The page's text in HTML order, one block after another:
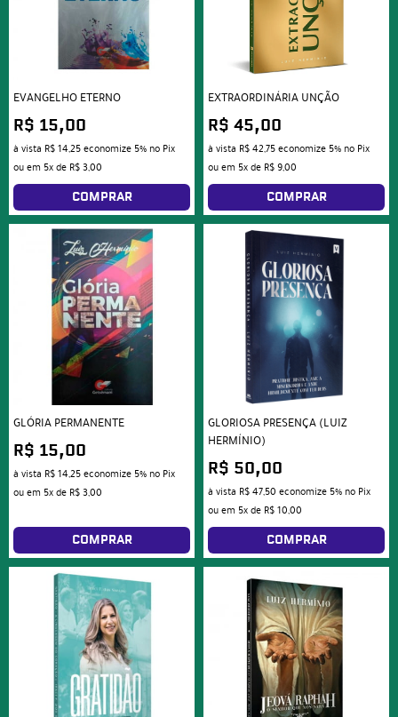
EVANGELHO ETERNO
R$ 15,00
à vista R$ 14,25economize 5% no Pix
ou em 5xde R$ 3,00
COMPRAR
EXTRAORDINÁRIA UNÇÃO
R$ 45,00
à vista R$ 42,75economize 5% no Pix
ou em 5xde R$ 9,00
COMPRAR
GLÓRIA PERMANENTE
R$ 15,00
à vista R$ 14,25economize 5% no Pix
ou em 5xde R$ 3,00
COMPRAR
GLORIOSA PRESENÇA (LUIZ
HERMÍNIO)
R$ 50,00
à vista R$ 47,50 economize 5% no Pix
ou em 5xde R$ 10,00
COMPRAR